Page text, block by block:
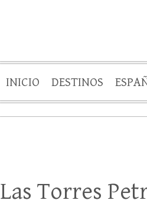
INICIO DESTINOS
Las Torres